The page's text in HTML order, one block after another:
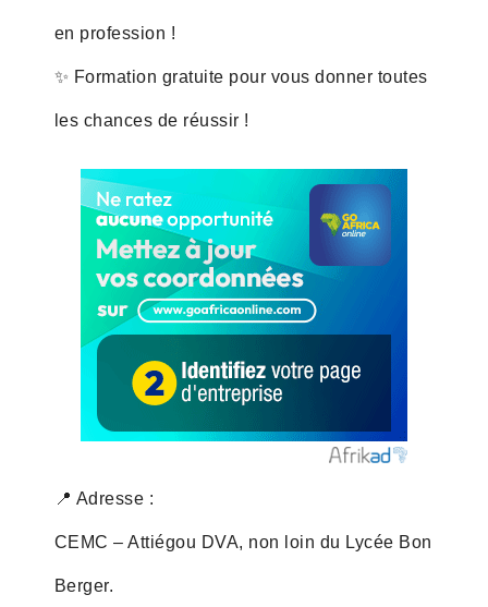
en profession !
✨ Formation gratuite pour vous donner toutes
les chances de réussir !
📍 Adresse :
CEMC – Attiégou DVA, non loin du Lycée Bon
Berger.